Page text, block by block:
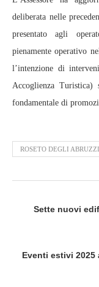
deliberata nelle
presentato agli
pienamente operativo
l’intenzione di
Accoglienza
fondamentale di
ROSETO DEGLI ABRUZZI
Sette nuovi
Eventi estivi